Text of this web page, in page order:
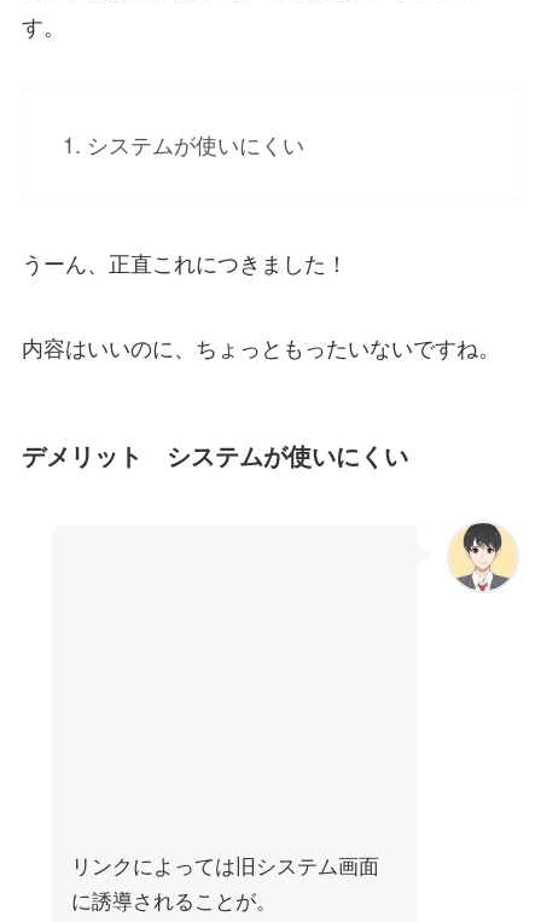
す。
システムが使いにくい
うーん、正直これにつきました！
内容はいいのに、ちょっともったいないですね。
デメリット システムが使いにくい
リンクによっては旧システム画面
に誘導されることが。